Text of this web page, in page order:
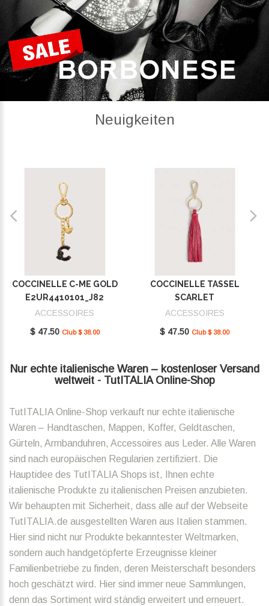
Neuigkeiten
COCCINELLE C-ME GOLD
E2UR4410101_J82
ACCESSOIRES
$ 47.50 Club $ 38.00
COCCINELLE TASSEL
SCARLET
E2MU0410101_R02
ACCESSOIRES
$ 47.50 Club $ 38.00
Nur echte italienische Waren – kostenloser Versand
weltweit - TutITALIA Online-Shop
TutITALIA Online-Shop verkauft nur echte italienische
Waren – Handtaschen, Mappen, Koffer, Geldtaschen,
Gürteln, Armbanduhren, Accessoires aus Leder. Alle Waren
sind nach europäischen Regularien zertifiziert. Die
Hauptidee des TutITALIA Shops ist, Ihnen echte
italienische Produkte zu italienischen Preisen anzubieten.
Wir behaupten mit Sicherheit, dass alle auf der Webseite
TutITALIA.de ausgestellten Waren aus Italien stammen.
Hier sind nicht nur Produkte bekanntester Weltmarken,
sondern auch handgetöpferte Erzeugnisse kleiner
Familienbetriebe zu finden, deren Meisterschaft besonders
hoch geschätzt wird. Hier sind immer neue Sammlungen,
denn das Sortiment wird ständig erweitert und erneuert.